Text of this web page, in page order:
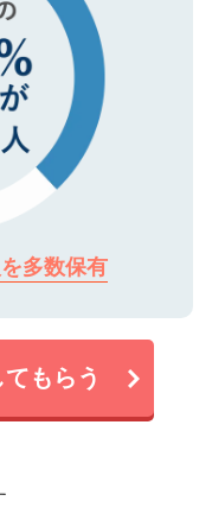
多数保有
もらう